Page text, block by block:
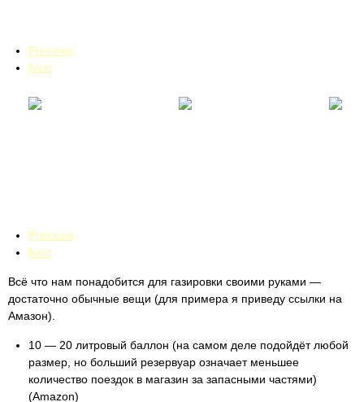
Previous
Next
Previous
Next
Всё что нам понадобится для газировки своими руками —
достаточно обычные вещи (для примера я приведу ссылки на
Амазон).
10 — 20 литровый баллон (на самом деле подойдёт любой
размер, но больший резервуар означает меньшее
количество поездок в магазин за запасными частями)
(Amazon)